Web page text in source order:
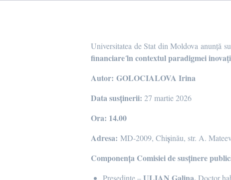
Universitatea de Stat din Moldova anunță
financiare ȋn contextul paradigmei
Autor: GOLOCIALOVA Irina
Data susținerii: 27 martie 2026
Ora: 14.00
Adresa: MD-2009, Chișinău, str. A.
Componența Comisiei de susținere
Președinte –
Doctor